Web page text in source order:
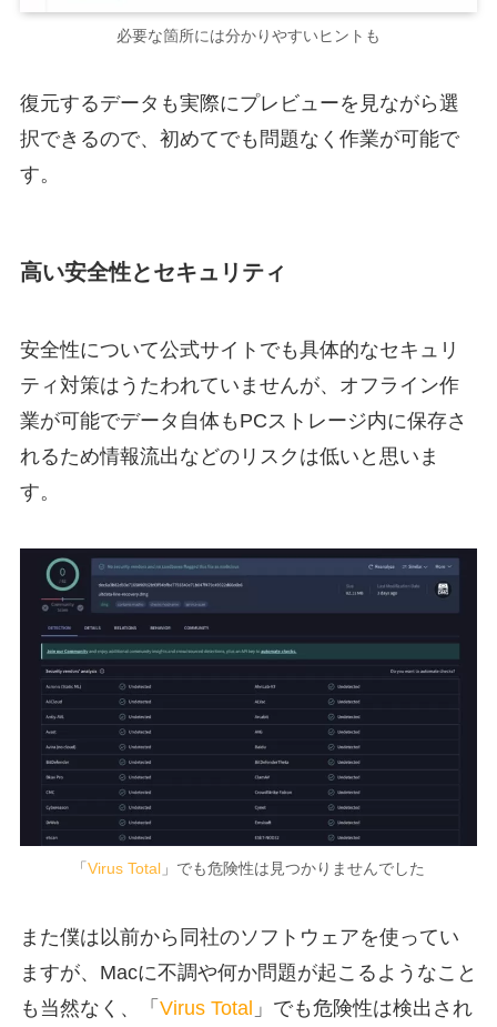
必要な箇所には分かりやすいヒントも
復元するデータも実際にプレビューを見ながら選
択できるので、初めてでも問題なく作業が可能で
す。
高い安全性とセキュリティ
安全性について公式サイトでも具体的なセキュリ
ティ対策はうたわれていませんが、オフライン作
業が可能でデータ自体もPCストレージ内に保存さ
れるため情報流出などのリスクは低いと思いま
す。
「 Virus Total 」でも危険性は見つかりませんでした
また僕は以前から同社のソフトウェアを使ってい
ますが、Macに不調や何か問題が起こるようなこと
も当然なく、「 Virus Total 」でも危険性は検出され